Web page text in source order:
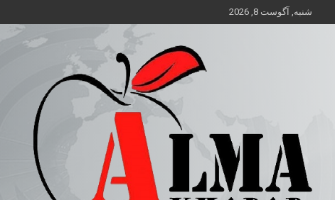
محتوا
شنبه, آگوست 8, 2026